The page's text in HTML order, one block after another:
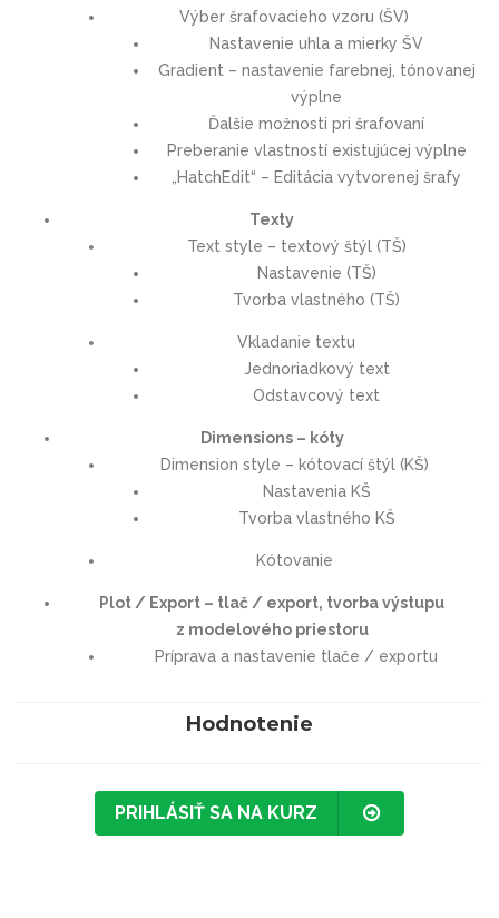
Výber šrafovacieho vzoru (ŠV)
Nastavenie uhla a mierky ŠV
Gradient – nastavenie farebnej, tónovanej
výplne
Ďalšie možnosti pri šrafovaní
Preberanie vlastností existujúcej výplne
„HatchEdit“ – Editácia vytvorenej šrafy
Texty
Text style – textový štýl (TŠ)
Nastavenie (TŠ)
Tvorba vlastného (TŠ)
Vkladanie textu
Jednoriadkový text
Odstavcový text
Dimensions – kóty
Dimension style – kótovací štýl (KŠ)
Nastavenia KŠ
Tvorba vlastného KŠ
Kótovanie
Plot / Export – tlač / export, tvorba výstupu
z modelového priestoru
Príprava a nastavenie tlače / exportu
Hodnotenie
PRIHLÁSIŤ SA NA KURZ